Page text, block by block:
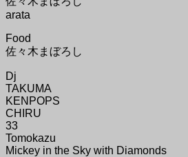
arata
Food
佐々木まぼろし
Dj
TAKUMA
KENPOPS
CHIRU
33
Tomokazu
Mickey in the Sky with Diamonds